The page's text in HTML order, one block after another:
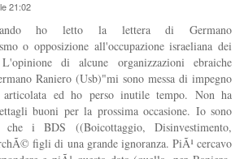
21:02
ho letto la lettera di Germano
o opposizione all'occupazione israeliana dei
di alcune organizzazioni ebraiche
Raniero (Usb)"mi sono messa di impegno
articolata ed ho perso inutile tempo. Non ha
buoni per la prossima occasione. Io sono
che i BDS ((Boicottaggio, Disinvestimento,
figli di una grande ignoranza. PiÃ¹ cercavo